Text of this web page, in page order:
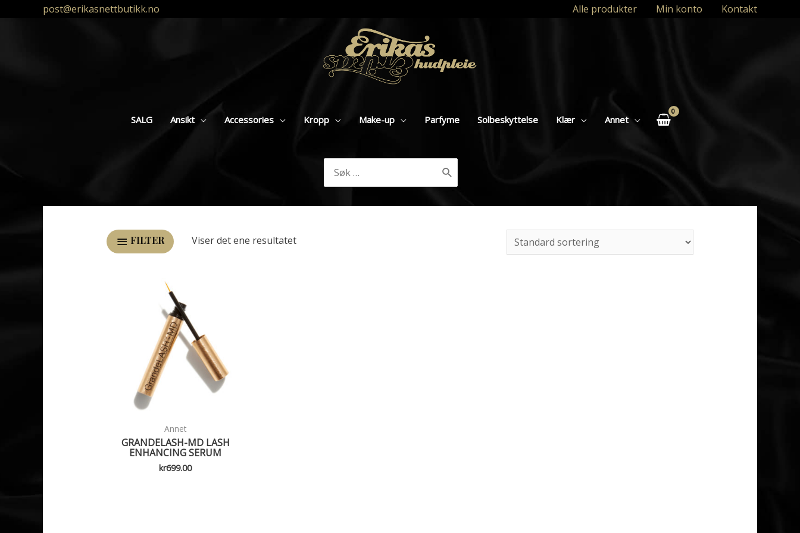
post@erikasnettbutikk.no Alle produkter Min konto Kontakt
SALG Ansikt Accessories Kropp Make-up Parfyme Solbeskyttelse Klær Annet
etter:
FILTER Viser det ene resultatet
Annet
GRANDELASH-MD LASH
ENHANCING SERUM
kr699.00